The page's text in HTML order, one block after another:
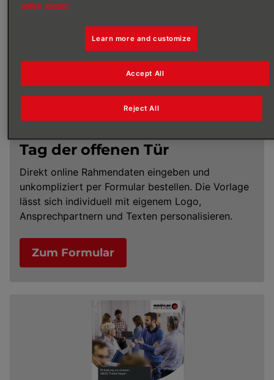
Tag der offenen Tür
Direkt online Rahmendaten eingeben und
unkompliziert per Formular bestellen. Die Vorlage
lässt sich individuell mit eigenem Logo,
Ansprechpartnern und Texten personalisieren.
Zum Formular
policy Imprint
Learn more and customize
Reject All
Accept All